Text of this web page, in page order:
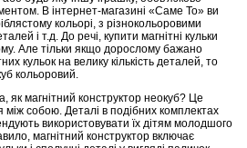
В інтернет-магазині «Саме То» ви
кольорі, з різнокольоровими
і т.д. До речі, купити магнітні кульки
Але тільки якщо дорослому бажано
кульок на велику кількість деталей, то
кольоровий.
як магнітний конструктор неокуб? Це
між собою. Деталі в подібних комплектах
використовувати їх дітям молодшого
магнітний конструктор включає